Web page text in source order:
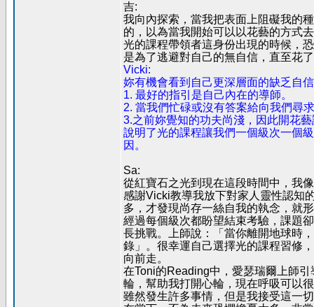
吉:
我向內探索，當我把表面上阻礙我的
的，以為當我開始可以以花藝的方式
光的課程帶領者這身份出現的時候，
是為了逃避對自己的無自信，直至花
Vicki:
妳有機會看到自己更深層面的缺乏自
1. 最好的指引是自己內在的導師。
2. 當我們忙碌或沒有答案給向我們尋
3.之前妳覺知的功夫尚淺，因此開花
說明了光的課程讓我們一個級次一個
因。
Sa:
從紅寶石之光到現在這段時間中，我
感謝Vicki教導我放下對家人靈性認知
多，才發現尚存一絲自我的執念，就
經過每個級次都盼望結束考驗，課題
長挑戰。上師說：「當你離開地球時
錄」。很幸運自己選擇光的課程習修
向前走。
在Toni的Reading中，愛瑟瑞爾上師
輪，幫助我打開心輪，現在呼吸可以
雖然發生許多事情，但是我接受這一